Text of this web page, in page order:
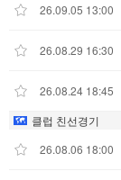
26.09.05 13:00
26.08.29 16:30
26.08.24 18:45
클럽 친선경기
26.08.06 18:00